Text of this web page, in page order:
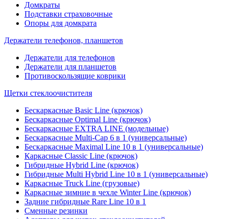
Домкраты
Подставки страховочные
Опоры для домкрата
Держатели телефонов, планшетов
Держатели для телефонов
Держатели для планшетов
Противоскользящие коврики
Щетки стеклоочистителя
Бескаркасные Basic Line (крючок)
Бескаркасные Optimal Line (крючок)
Бескаркасные EXTRA LINE (модельные)
Бескаркасные Multi-Cap 6 в 1 (универсальные)
Бескаркасные Maximal Line 10 в 1 (универсальные)
Каркасные Classic Line (крючок)
Гибридные Hybrid Line (крючок)
Гибридные Multi Hybrid Line 10 в 1 (универсальные)
Каркасные Truck Line (грузовые)
Каркасные зимние в чехле Winter Line (крючок)
Задние гибридные Rare Line 10 в 1
Сменные резинки